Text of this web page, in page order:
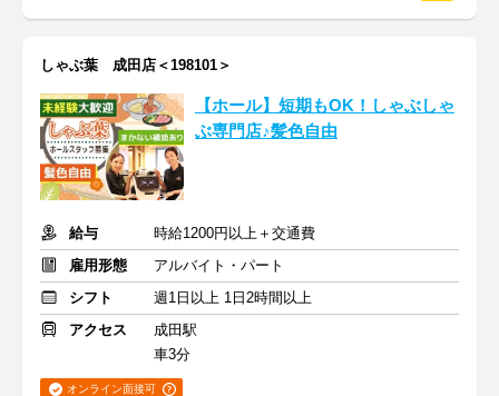
しゃぶ葉 成田店＜198101＞
【ホール】短期もOK！しゃぶしゃ
ぶ専門店♪髪色自由
給与
時給1200円以上＋交通費
雇用形態
アルバイト・パート
シフト
週1日以上 1日2時間以上
アクセス
成田駅
車3分
オンライン面接可